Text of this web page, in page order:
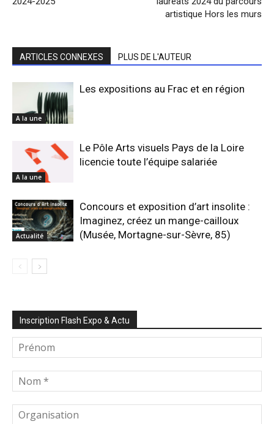
artistique Hors les murs
ARTICLES CONNEXES PLUS DE L'AUTEUR
A la une
Les expositions au Frac et en région
A la une
Le Pôle Arts visuels Pays de la Loire
licencie toute l’équipe salariée
Actualité
Concours et exposition d’art insolite :
Imaginez, créez un mange-cailloux
(Musée, Mortagne-sur-Sèvre, 85)
Inscription Flash Expo & Actu